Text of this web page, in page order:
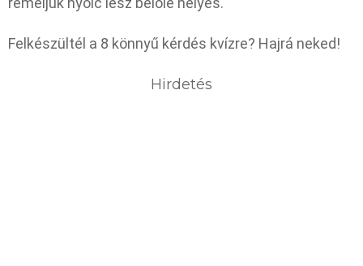
Felkészültél a 8 könnyű kérdés kvízre? Hajrá neked!
Hirdetés